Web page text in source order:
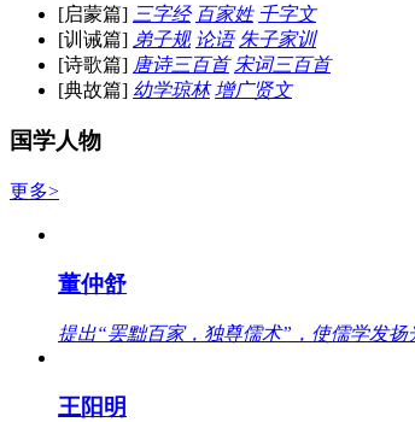
[启蒙篇] 三字经 百家姓 千字文
[训诫篇] 弟子规 论语 朱子家训
[诗歌篇] 唐诗三百首 宋词三百首
[典故篇] 幼学琼林 增广贤文
国学人物
更多>
董仲舒
提出“罢黜百家，独尊儒术”，使儒学发
王阳明